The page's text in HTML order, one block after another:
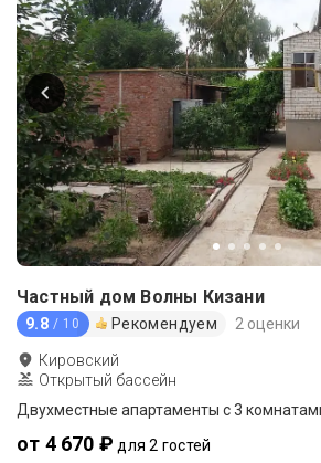
Частный дом Волны Кизани
9.8 / 10 Рекомендуем 2 оценки
Кировский
Открытый бассейн
от 4 670 ₽ для 2 гостей